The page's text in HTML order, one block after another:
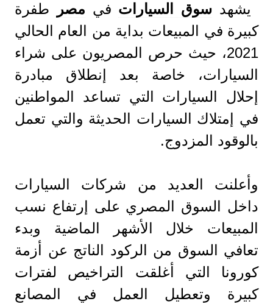
يشهد سوق السيارات في مصر
طفرة
كبيرة في المبيعات بداية من العام الحالي
2021، حيث حرص المصريون على شراء
السيارات، خاصة بعد إنطلاق مبادرة
إحلال السيارات التي تساعد المواطنين
في إمتلاك السيارات الحديثة والتي تعمل
بالوقود المزدوج.
وأعلنت العديد من شركات السيارات
داخل السوق المصري على إرتفاع نسب
المبيعات خلال الأشهر الماضية وبدء
تعافي السوق من الركود الناتج عن أزمة
كورونا التي أغلقت التراخيص لفترات
كبيرة وتعطيل العمل في المصانع